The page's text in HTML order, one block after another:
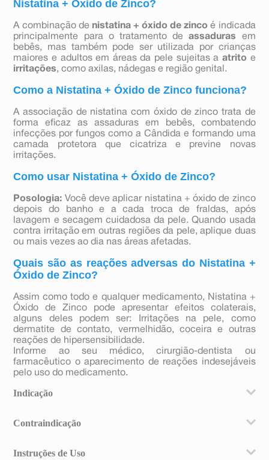
Nistatina + Óxido de Zinco?
A combinação de nistatina + óxido de zinco é indicada
principalmente para o tratamento deassaduras
em
bebês, mas também pode ser utilizada por crianças
maiores e adultos em áreas da pele sujeitas a atrito e
irritações, como axilas, nádegas e região genital.
Como a Nistatina + Óxido de Zinco funciona?
A associação de nistatina com óxido de zinco trata de
forma eficaz as assaduras em bebês, combatendo
infecções por fungos como a Cândida e formando uma
camada protetora que cicatriza e previne novas
irritações.
Como usar Nistatina + Óxido de Zinco?
Posologia: Você deve aplicar nistatina + óxido de zinco
depois do banho e a cada troca de fraldas, após
lavagem e secagem cuidadosa da pele. Quando usada
contra irritação em outras regiões da pele, aplique duas
ou mais vezes ao dia nas áreas afetadas.
Quais são as reações adversas do Nistatina +
Óxido de Zinco?
Assim como todo e qualquer medicamento, Nistatina +
Óxido de Zinco pode apresentar efeitos colaterais,
alguns deles podem ser: Irritações na pele, como
dermatite de contato, vermelhidão, coceira e outras
reações de hipersensibilidade.
Informe ao seu médico, cirurgião-dentista ou
farmacêutico o aparecimento de reações indesejáveis
pelo uso do medicamento.
Indicação
para assaduras de bebês, principalmente relacionadas
adultos, no tratamento de irritações na região dos
Contraindicação
você for alérgico à nistatina, ao óxido de zinco ou aos
Instruções de Uso